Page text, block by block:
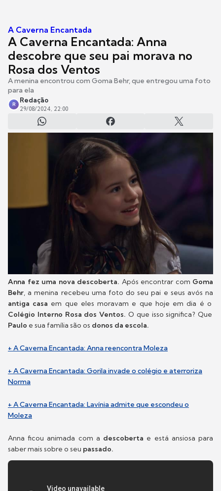
A Caverna Encantada
A Caverna Encantada: Anna
descobre que seu pai morava no
Rosa dos Ventos
A menina encontrou com Goma Behr, que entregou uma foto
para ela
R
Redação
29/08/2024, 22:00
Anna fez uma nova descoberta. Após encontrar com Goma
Behr, a menina recebeu uma foto do seu pai e seus avós na
antiga casa em que eles moravam e que hoje em dia é o
Colégio Interno Rosa dos Ventos. O que isso significa? Que
Paulo e sua família são os donos da escola.
+ A Caverna Encantada: Anna reencontra Moleza
+ A Caverna Encantada: Gorila invade o colégio e aterroriza
Norma
+ A Caverna Encantada: Lavínia admite que escondeu o
Moleza
Anna ficou animada com a descoberta e está ansiosa para
saber mais sobre o seu passado.